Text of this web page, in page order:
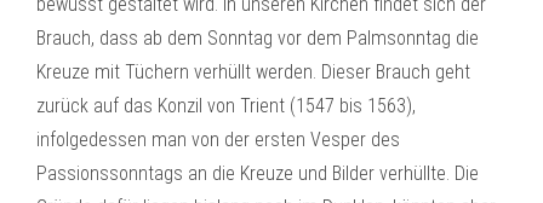
Brauch, dass ab dem Sonntag vor dem Palmsonntag die
Kreuze mit Tüchern verhüllt werden. Dieser Brauch geht
zurück auf das Konzil von Trient (1547 bis 1563),
infolgedessen man von der ersten Vesper des
Passionssonntags an die Kreuze und Bilder verhüllte. Die